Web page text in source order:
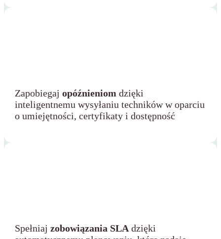
Zapobiegaj opóźnieniom dzięki
inteligentnemu wysyłaniu techników w oparciu
o umiejętności, certyfikaty i dostępność
Spełniaj zobowiązania SLA dzięki